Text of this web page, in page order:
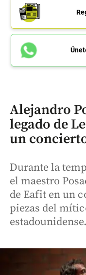
Alejandro
legado de
un
Durante la
el maestro
de Eafit en un
piezas del